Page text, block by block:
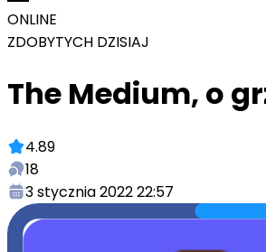
ONLINE
ZDOBYTYCH DZISIAJ
The Medium, o
4.89
18
3 stycznia 2022 22:57